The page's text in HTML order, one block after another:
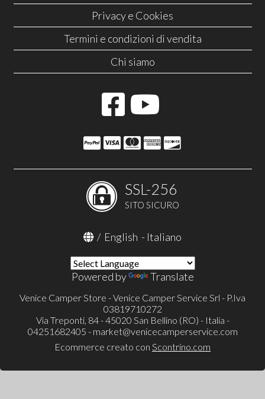
Privacy e Cookies
Termini e condizioni di vendita
Chi siamo
SSL-256
SITO SICURO
/ English - Italiano
Powered by Translate
Venice Camper Store - Venice Camper Service Srl - P.Iva
03819710272
Via Treponti, 84 - 45020 San Bellino (RO) - Italia -
04251682405 - market@venicecamperservice.com
Ecommerce creato con Scontrino.com